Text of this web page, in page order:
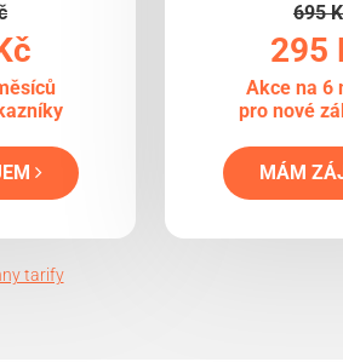
695
295
Akce na 6
pro nové
MÁM
tarify